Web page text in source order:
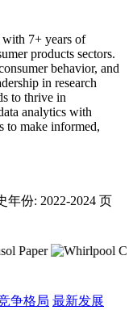
with 7+ years of
products sectors.
behavior, and
in research
to thrive in
analytics with
to make informed,
年份: 2022-2024 页
争格局 最新发展